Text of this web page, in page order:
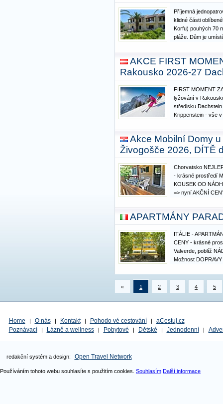
Příjemná
klidné části
Korfu) pouhých 70
pláže. Dům je
spousta obchůdků,
řeckou kuchyni,…
AKCE FIRST
Rakousko 2026-27
FIRST MOMENT
lyžování v
středisku
Krippenstein - vše
pobytové taxy .
DOPRAVA Jen
Akce Mobilní Domy
Živogošče 2026, DÍTĚ
Chorvatsko
- krásné prostředí
KOUSEK OD
=> nyní AKČNÍ
VYBAVENÝCH
2 SAMOSTATNÉ
APARTMÁNY
ITÁLIE -
CENY - krásné
Valverde, poblíž
Možnost
Parador je česko-
Cesenatico. Má
apartmány,…
« 1 2 3 4 5
Home | O nás | Kontakt | Pohodo vé cestování |
aCestuj.cz
Poznávací
| Lázně a wellness | Pobytové | Dětské | Jednodenní |
redakční systém a design: Open Travel Network
Používáním tohoto webu souhlasíte s použitím cookies. Souhlasím Další informace